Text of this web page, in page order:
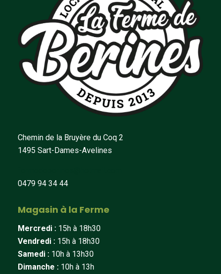
Chemin de la Bruyère du Coq 2
1495 Sart-Dames-Avelines
0479 94 34 44
Magasin à la Ferme
Mercredi : 15h à 18h30
Vendredi : 15h à 18h30
Samedi : 10h à 13h30
Dimanche : 10h à 13h